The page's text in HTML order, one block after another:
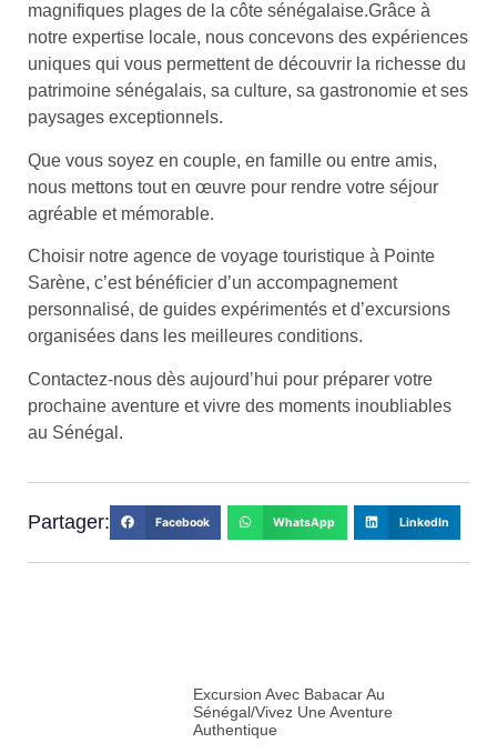
magnifiques plages de la côte sénégalaise.Grâce à
notre expertise locale, nous concevons des expériences
uniques qui vous permettent de découvrir la richesse du
patrimoine sénégalais, sa culture, sa gastronomie et ses
paysages exceptionnels.
Que vous soyez en couple, en famille ou entre amis,
nous mettons tout en œuvre pour rendre votre séjour
agréable et mémorable.
Choisir notre agence de voyage touristique à Pointe
Sarène, c’est bénéficier d’un accompagnement
personnalisé, de guides expérimentés et d’excursions
organisées dans les meilleures conditions.
Contactez-nous dès aujourd’hui pour préparer votre
prochaine aventure et vivre des moments inoubliables
au Sénégal.
Partager: Facebook WhatsApp LinkedIn
Excursion Avec Babacar Au
Sénégal/vivez Une Aventure
Authentique